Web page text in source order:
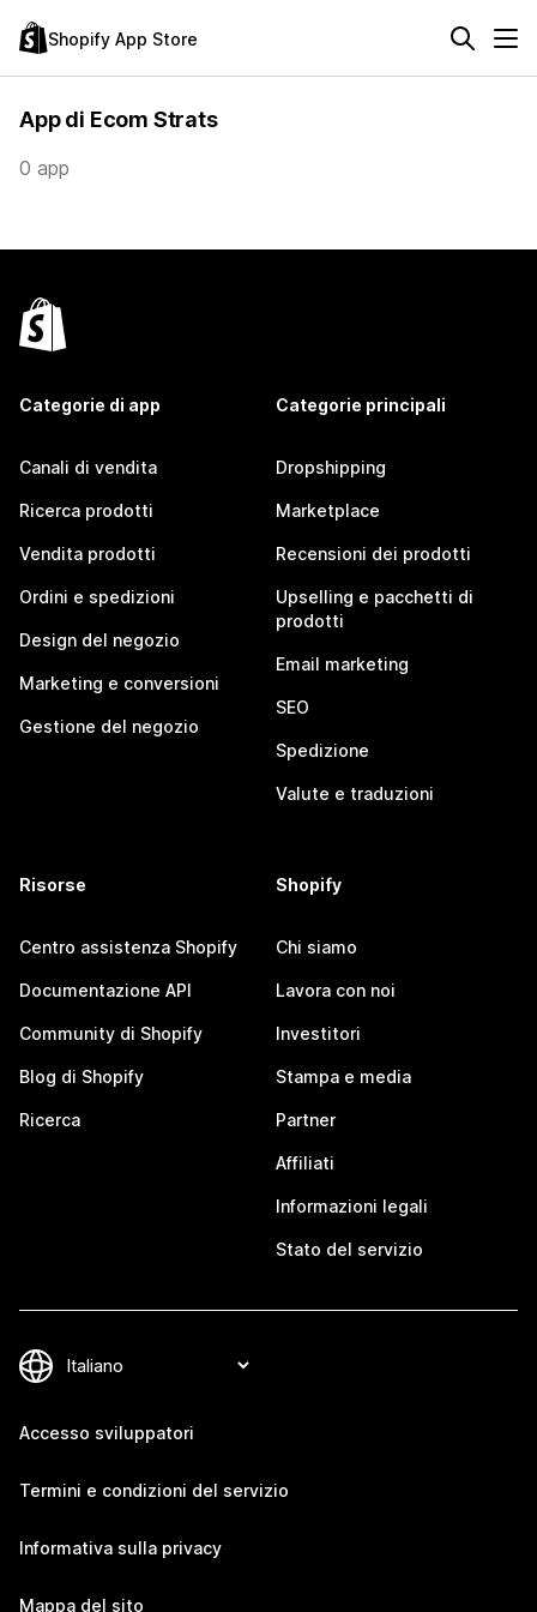
Shopify App Store
App di Ecom Strats
0 app
Categorie di app
Canali di vendita
Ricerca prodotti
Vendita prodotti
Ordini e spedizioni
Design del negozio
Marketing e conversioni
Gestione del negozio
Categorie principali
Dropshipping
Marketplace
Recensioni dei prodotti
Upselling e pacchetti di
prodotti
Email marketing
SEO
Spedizione
Valute e traduzioni
Risorse
Centro assistenza Shopify
Documentazione API
Community di Shopify
Blog di Shopify
Ricerca
Shopify
Chi siamo
Lavora con noi
Investitori
Stampa e media
Partner
Affiliati
Informazioni legali
Stato del servizio
Accesso sviluppatori
Termini e condizioni del servizio
Informativa sulla privacy
Mappa del sito